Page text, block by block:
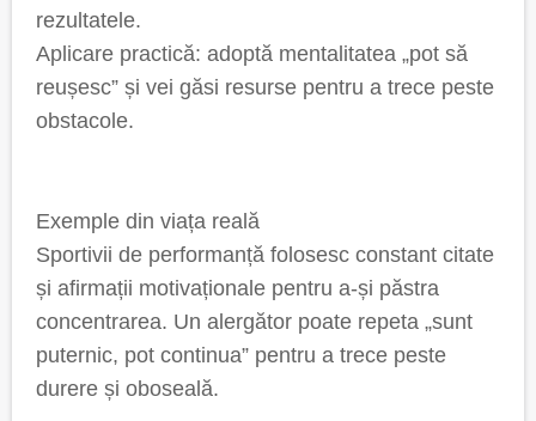
rezultatele.
Aplicare practică: adoptă mentalitatea „pot să
reușesc” și vei găsi resurse pentru a trece peste
obstacole.
Exemple din viața reală
Sportivii de performanță folosesc constant citate
și afirmații motivaționale pentru a-și păstra
concentrarea. Un alergător poate repeta „sunt
puternic, pot continua” pentru a trece peste
durere și oboseală.